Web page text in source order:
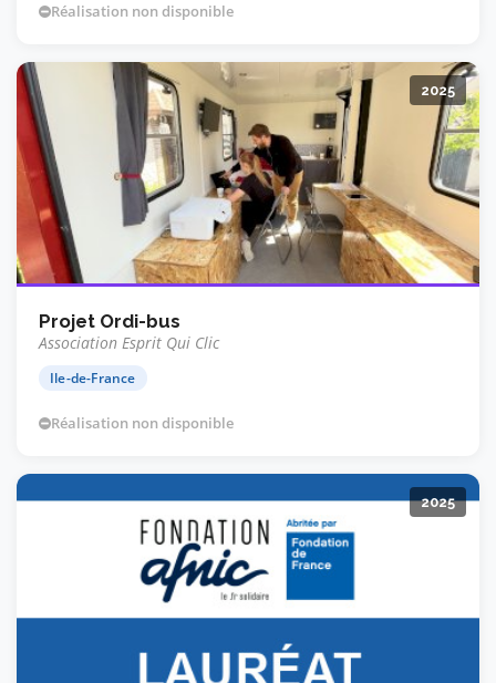
Réalisation non disponible
2025
Projet Ordi-bus
Association Esprit Qui Clic
Ile-de-France
Réalisation non disponible
2025